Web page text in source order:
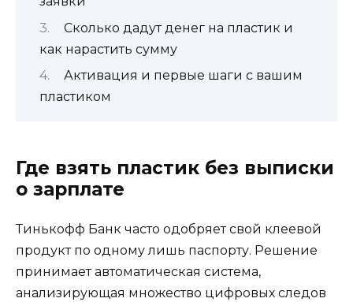
Сколько дадут денег на пластик и
как нарастить сумму
Активация и первые шаги с вашим
пластиком
Где взять пластик без выписки
о зарплате
Тинькофф Банк часто одобряет свой клеевой
продукт по одному лишь паспорту. Решение
принимает автоматическая система,
анализирующая множество цифровых следов